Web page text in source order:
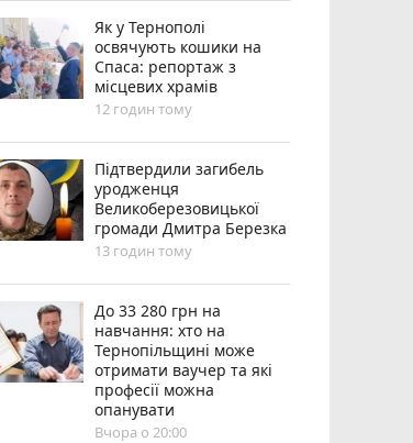
Як у Тернополі
освячують кошики на
Спаса: репортаж з
місцевих храмів
12 годин тому
Підтвердили загибель
уродженця
Великоберезовицької
громади Дмитра Березка
13 годин тому
До 33 280 грн на
навчання: хто на
Тернопільщині може
отримати ваучер та які
професії можна
опанувати
Вчора о 20:00